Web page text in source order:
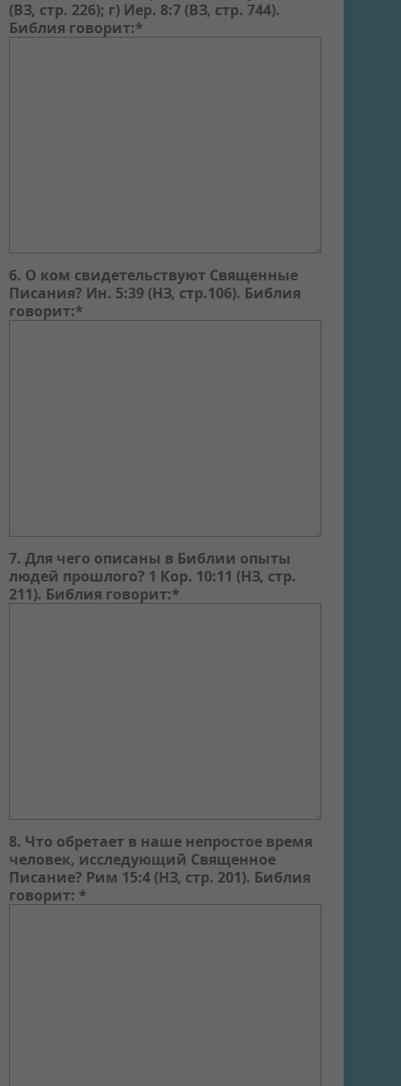
(ВЗ, стр. 226); г) Иер. 8:7 (ВЗ, стр. 744).
Библия говорит:*
6. О ком свидетельствуют Священные
Писания? Ин. 5:39 (НЗ, стр.106). Библия
говорит:*
7. Для чего описаны в Библии опыты
людей прошлого? 1 Кор. 10:11 (НЗ, стр.
211). Библия говорит:*
8. Что обретает в наше непростое время
человек, исследующий Священное
Писание? Рим 15:4 (НЗ, стр. 201). Библия
говорит: *